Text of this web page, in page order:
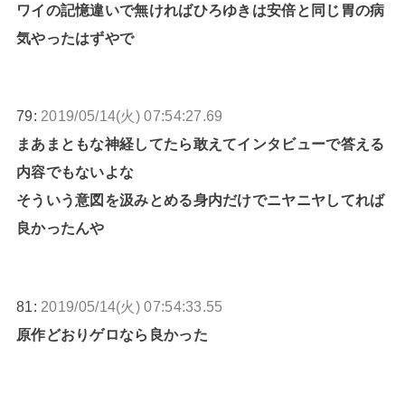
ワイの記憶違いで無ければひろゆきは安倍と同じ胃の病
気やったはずやで
79: 2019/05/14(火) 07:54:27.69
まあまともな神経してたら敢えてインタビューで答える
内容でもないよな
そういう意図を汲みとめる身内だけでニヤニヤしてれば
良かったんや
81: 2019/05/14(火) 07:54:33.55
原作どおりゲロなら良かった